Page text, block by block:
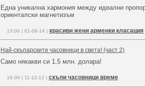
Една уникална хармония между идеални
ориенталски магнетизъм
13:00 | 01-06-14 | красиви жени арменки класация
Най-скъпарските часовници в света! (част 2)
Само някакви си 1,5 млн. долара!
16:00 | 11-12-12 | скъпи часовници време